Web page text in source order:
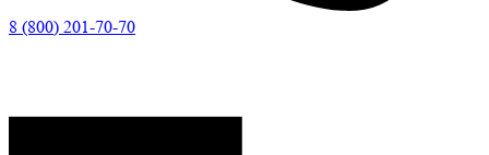
8 (800) 201-70-70